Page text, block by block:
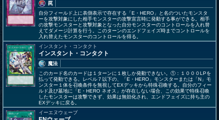
罠
自分フィールド上に表側表示で存在する「E・HERO」と名のついたモンスタ
ーを攻撃対象にした相手モンスターの攻撃宣言時に発動する事ができる。相手
の攻撃モンスターと攻撃対象となった自分モンスターのコントロールを入れ替
えてダメージ計算を行う。このターンのエンドフェイズ時までコントロールを
入れ替えたモンスターのコントロールを得る。
インスタント・コンタクト
インスタント・コンタクト
魔法
このカード名のカードは１ターンに１枚しか発動できない。①：１０００LPを
払って発動できる。レベル７以下の、「E・HERO」モンスターまたは「N」モ
ンスター１体を召喚条件を無視してEXデッキから特殊召喚する。自分のフィー
ルド及び墓地に「E・HERO ネオス」が存在しない場合、この効果で特殊召喚
したモンスターは攻撃できず、効果は無効化され、エンドフェイズに持ち主の
EXデッキに戻る。
イーエヌウェーブ